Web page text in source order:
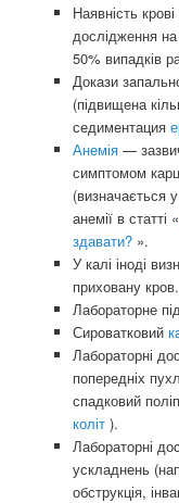
Наявність
дослідження
50% випадків
Докази
(підвищена
седиментация
Анемія —
симптомом
(визначається
анемії в статті «
здавати? ».
У калі іноді
приховану кров.
Лабораторне
Сироватковий
Лабораторні
попередніх
спадковий
коліт ).
Лабораторні
ускладнень
обструкція,